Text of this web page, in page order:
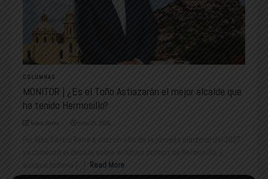
COLUMNAS
MONITOR | ¿Es el Toño Astiazarán el mejor alcalde que
ha tenido Hermosillo?
Nuevo Sonora mayo 25, 2026
Por Alan Castro Parra A casi un año de la jornada electoral del 2027,
ya comenzó el debate sobre el futuro político de Hermosillo, y
aunque todavía [...]
Read More